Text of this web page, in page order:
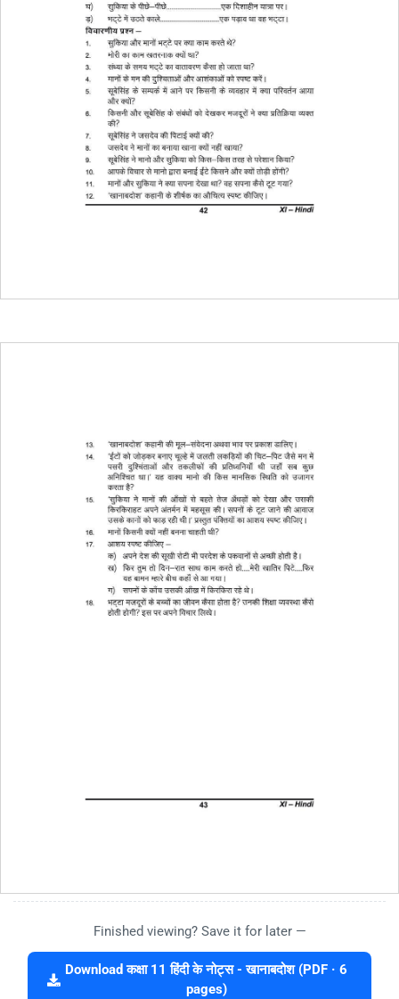
Finished viewing? Save it for later —
Download कक्षा 11 हिंदी के नोट्स - खानाबदोश (PDF · 6
pages)